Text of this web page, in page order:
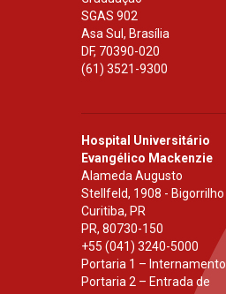
SGAS 902
Asa Sul, Brasília
DF, 70390-020
(61) 3521-9300
Hospital Universitário
Evangélico Mackenzie
Alameda Augusto
Stellfeld, 1908 - Bigorrilho
Curitiba, PR
PR, 80730-150
+55 (041) 3240-5000
Portaria 1 – Internamento
Portaria 2 – Entrada de